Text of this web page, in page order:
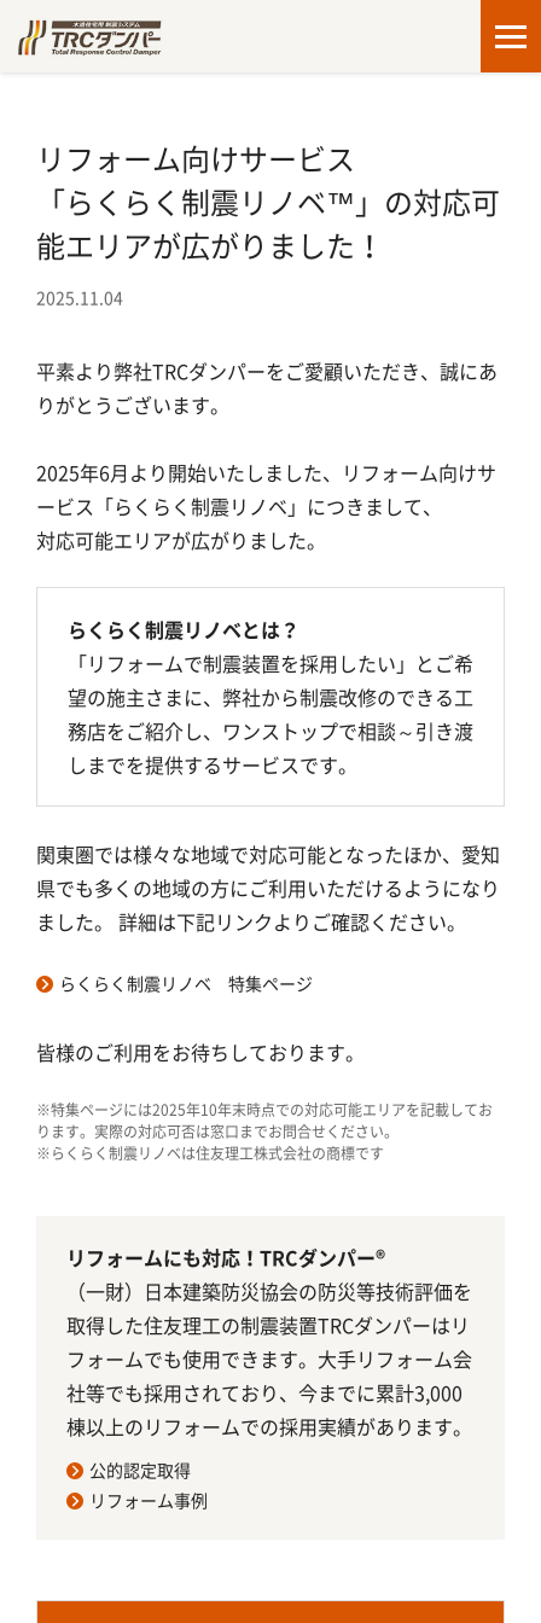
TRCダンパーの特長
導入の流れ
らくらく制震リノベ
施工事例・お客さまの声
製品ラインナップ
よくあるご質問
サイトマップ
カタログダウンロード
お問い合わせ
リフォーム向けサービス
「らくらく制震リノベ™」の対応可
能エリアが広がりました！
2025.11.04
平素より弊社TRCダンパーをご愛顧いただき、誠にあ
りがとうございます。
2025年6月より開始いたしました、リフォーム向けサ
ービス「らくらく制震リノベ」につきまして、
対応可能エリアが広がりました。
らくらく制震リノベとは？
「リフォームで制震装置を採用したい」とご希
望の施主さまに、弊社から制震改修のできる工
務店をご紹介し、ワンストップで相談～引き渡
しまでを提供するサービスです。
関東圏では様々な地域で対応可能となったほか、愛知
県でも多くの地域の方にご利用いただけるようになり
ました。 詳細は下記リンクよりご確認ください。
らくらく制震リノベ 特集ページ
皆様のご利用をお待ちしております。
※特集ページには2025年10年末時点での対応可能エリアを記載してお
ります。実際の対応可否は窓口までお問合せください。
※らくらく制震リノベは住友理工株式会社の商標です
リフォームにも対応！TRCダンパー®
（一財）日本建築防災協会の防災等技術評価を
取得した住友理工の制震装置TRCダンパーはリ
フォームでも使用できます。大手リフォーム会
社等でも採用されており、今までに累計3,000
棟以上のリフォームでの採用実績があります。
公的認定取得
リフォーム事例